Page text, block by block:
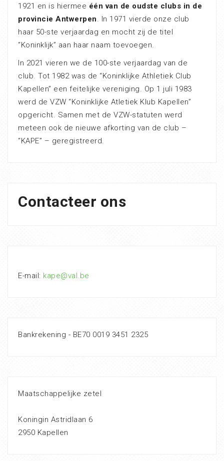
1921 en is hiermee één van de oudste clubs in de
provincie Antwerpen. In 1971 vierde onze club
haar 50-ste verjaardag en mocht zij de titel
“Koninklijk” aan haar naam toevoegen.
In 2021 vieren we de 100-ste verjaardag van de
club. Tot 1982 was de “Koninklijke Athletiek Club
Kapellen” een feitelijke vereniging. Op 1 juli 1983
werd de VZW “Koninklijke Atletiek Klub Kapellen”
opgericht. Samen met de VZW-statuten werd
meteen ook de nieuwe afkorting van de club –
“KAPE” – geregistreerd.
Contacteer ons
E-mail: kape@val.be
Bankrekening - BE70 0019 3451 2325
Maatschappelijke zetel
Koningin Astridlaan 6
2950 Kapellen